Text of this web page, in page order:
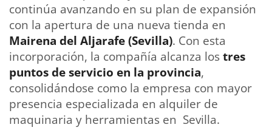
continúa avanzando en su plan de expansión
con la apertura de una nueva tienda en
Mairena del Aljarafe (Sevilla). Con esta
incorporación, la compañía alcanza lostres
puntos de servicio en la provincia,
consolidándose como la empresa con mayor
presencia especializada en alquiler de
maquinaria y herramientas en Sevilla.